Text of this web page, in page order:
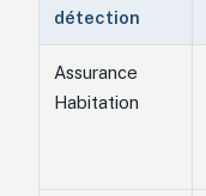
détection
Assurance
Habitation